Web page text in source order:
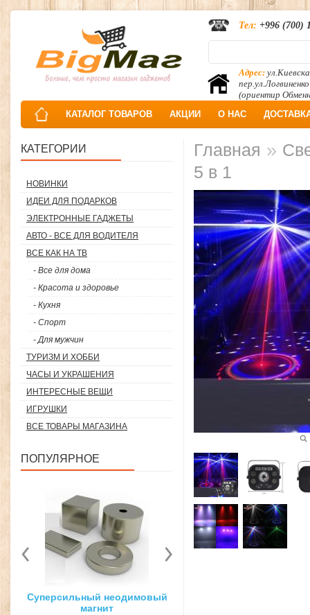
Адрес:
пер.ул.Логвиненко
(ориентир
Тел: +996 (700)
КАТАЛОГ ТОВАРОВ АКЦИИ О НАС
КАТЕГОРИИ
НОВИНКИ
ИДЕИ ДЛЯ ПОДАРКОВ
ЭЛЕКТРОННЫЕ ГАДЖЕТЫ
АВТО - ВСЕ ДЛЯ ВОДИТЕЛЯ
ВСЕ КАК НА ТВ
- Все для дома
- Красота и здоровье
- Кухня
- Спорт
- Для мужчин
ТУРИЗМ И ХОББИ
ЧАСЫ И УКРАШЕНИЯ
ИНТЕРЕСНЫЕ ВЕЩИ
ИГРУШКИ
ВСЕ ТОВАРЫ МАГАЗИНА
ПОПУЛЯРНОЕ
3D ручка для объемного
рисования
Главная »
5 в 1